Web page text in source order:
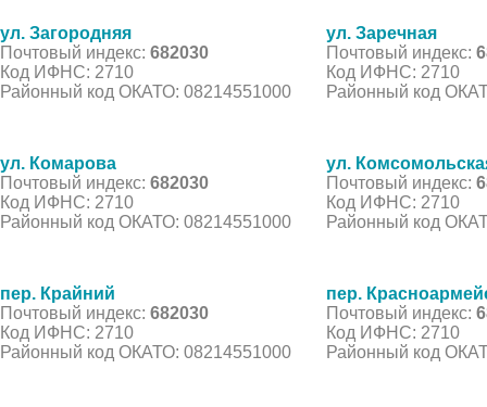
ул. Загородняя
Почтовый индекс: 682030
Код ИФНС: 2710
Районный код ОКАТО: 08214551000
ул. Заречная
Почтовый индекс:
Код ИФНС: 2710
Районный код
ул. Комарова
Почтовый индекс: 682030
Код ИФНС: 2710
Районный код ОКАТО: 08214551000
ул.
Почтовый индекс:
Код ИФНС: 2710
Районный код
пер. Крайний
Почтовый индекс: 682030
Код ИФНС: 2710
Районный код ОКАТО: 08214551000
пер.
Почтовый индекс:
Код ИФНС: 2710
Районный код